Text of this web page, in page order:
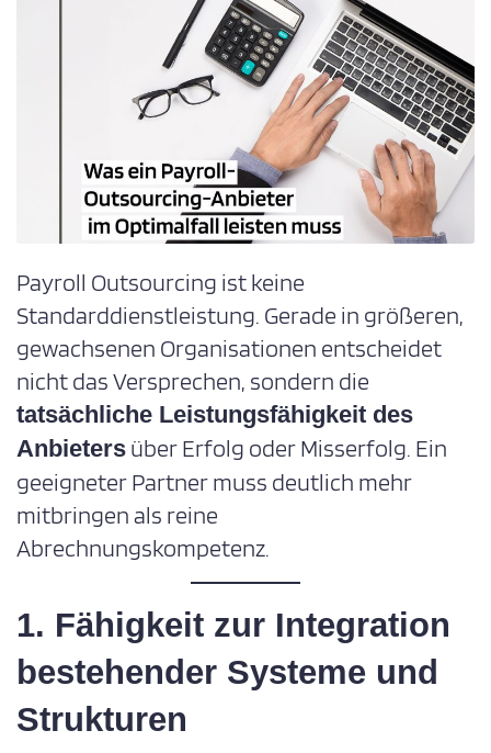
Payroll Outsourcing ist keine
Standarddienstleistung. Gerade in größeren,
gewachsenen Organisationen entscheidet
nicht das Versprechen, sondern die
tatsächliche Leistungsfähigkeit des
Anbieters über Erfolg oder Misserfolg. Ein
geeigneter Partner muss deutlich mehr
mitbringen als reine
Abrechnungskompetenz.
1. Fähigkeit zur Integration
bestehender Systeme und
Strukturen